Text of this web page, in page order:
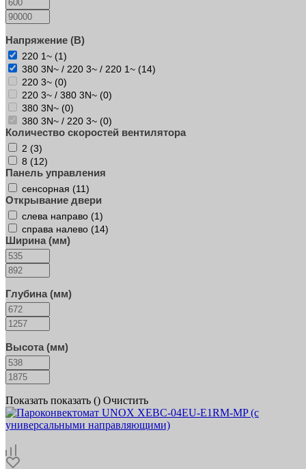
Напряжение (В)
220 1~ (1)
380 3N~ / 220 3~ / 220 1~ (14)
220 3~ (0)
220 3~ / 380 3N~ (0)
380 3N~ (0)
380 3N~ / 220 3~ (0)
Количество скоростей вентилятора
2 (3)
8 (12)
Панель управления
сенсорная (11)
Открывание двери
слева направо (1)
справа налево (14)
Ширина (мм)
Глубина (мм)
Высота (мм)
Показать показать () Очистить